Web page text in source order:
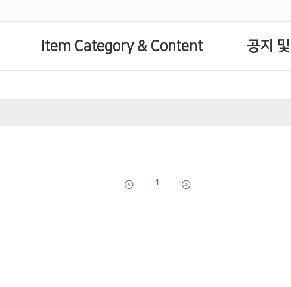
Item Category & Content 공지
1